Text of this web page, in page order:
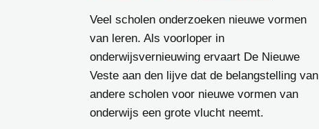
Veel scholen onderzoeken nieuwe vormen
van leren. Als voorloper in
onderwijsvernieuwing ervaart De Nieuwe
Veste aan den lijve dat de belangstelling van
andere scholen voor nieuwe vormen van
onderwijs een grote vlucht neemt.